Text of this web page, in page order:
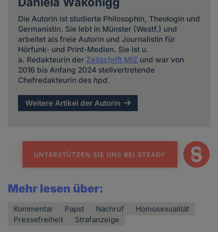
Die Autorin ist studierte Philosophin, Theologin und
Germanistin. Sie lebt in Münster (Westf.) und
arbeitet als freie Autorin und Journalistin für
Hörfunk- und Print-Medien. Sie ist u.
a. Redakteurin der Zeitschrift MIZ und war von
2016 bis Anfang 2024 stellvertretende
Chefredakteurin des hpd.
Weitere Artikel der Autorin
Mehr lesen über:
Kommentar Papst Nachruf
Homosexualität
Pressefreiheit
Strafanzeige